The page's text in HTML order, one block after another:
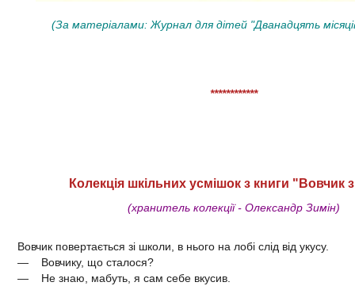
(За матеріалами: Журнал для дітей "Дванадцять
************
Колекція шкільних усмішок з книги "Вовчик
(хранитель колекції - Олександр Зимін)
Вовчик повертається зі школи, в нього на лобі слід від укусу.
— Вовчику, що сталося?
— Не знаю, мабуть, я сам себе вкусив.